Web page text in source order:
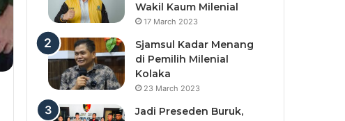
Wakil Kaum Milenial
17 March 2023
Sjamsul Kadar Menang
di Pemilih Milenial
Kolaka
23 March 2023
Jadi Preseden Buruk,